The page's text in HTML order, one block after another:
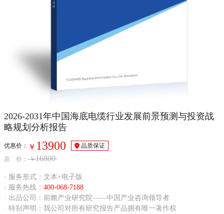
2026-2031年中国海底电缆行业发展前景预测与投资战
略规划分析报告
优惠价： ￥ 13900
品质保证
原 价： ￥16800
· 服务形式：文本+电子版
· 服务热线： 400-068-7188
· 出品公司：前瞻产业研究院——中国产业咨询领导者
· 特别声明：我公司对所有研究报告产品拥有唯一著作权